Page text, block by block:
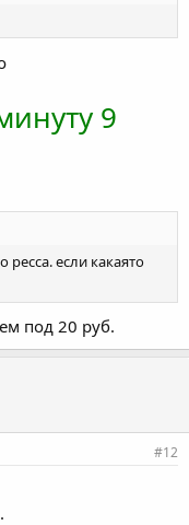
9
ресса. если какаято
под 20 руб.
#12